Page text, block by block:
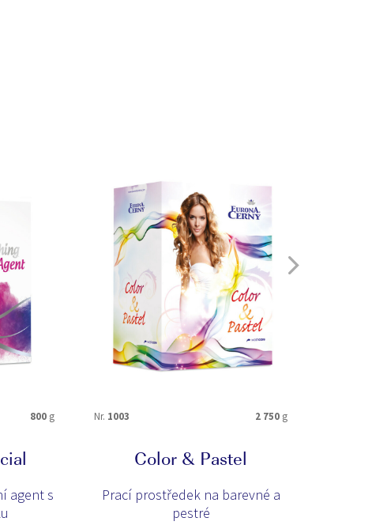
800 g
agent s
Nr. 1003 2 750 g
Color & Pastel
Prací prostředek na barevné a
pestré